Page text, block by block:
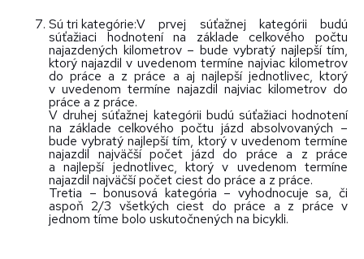
Sú tri kategórie:V prvej súťažnej kategórii budú
súťažiaci hodnotení na základe celkového počtu
najazdených kilometrov – bude vybratý najlepší tím,
ktorý najazdil v uvedenom termíne najviac kilometrov
do práce a z práce a aj najlepší jednotlivec, ktorý
v uvedenom termíne najazdil najviac kilometrov do
práce a z práce.
V druhej súťažnej kategórii budú súťažiaci hodnotení
na základe celkového počtu jázd absolvovaných –
bude vybratý najlepší tím, ktorý v uvedenom termíne
najazdil najväčší počet jázd do práce a z práce
a najlepší jednotlivec, ktorý v uvedenom termíne
najazdil najväčší počet ciest do práce a z práce.
Tretia – bonusová kategória – vyhodnocuje sa, či
aspoň 2/3 všetkých ciest do práce a z práce v
jednom tíme bolo uskutočnených na bicykli.